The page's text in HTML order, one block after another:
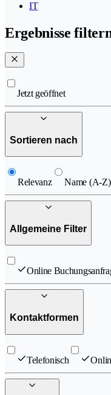
IT
Ergebnisse
Jetzt geöffnet
Sortieren nach
Relevanz Name (A-Z)
Allgemeine Filter
Online
Kontaktformen
Telefonisch